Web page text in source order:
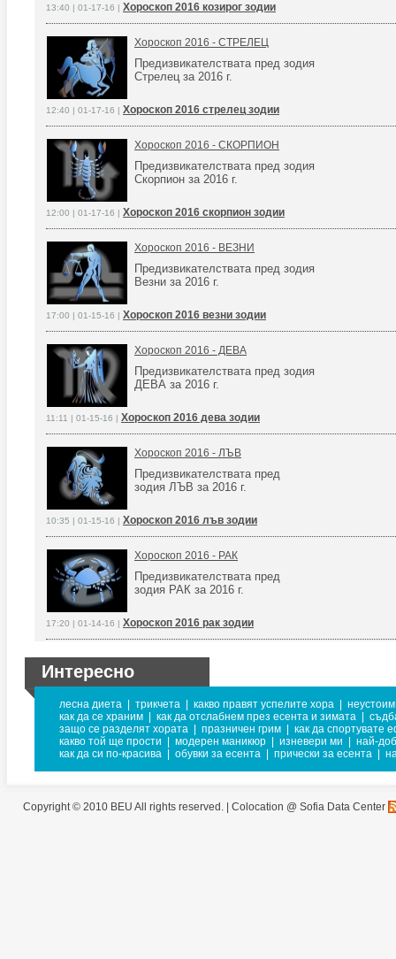
13:40 | 01-17-16 | Хороскоп 2016 козирог зодии
Хороскоп 2016 - СТРЕЛЕЦ
Предизвикателствата пред зодия
Стрелец за 2016 г.
12:40 | 01-17-16 | Хороскоп 2016 стрелец зодии
Хороскоп 2016 - СКОРПИОН
Предизвикателствата пред зодия
Скорпион за 2016 г.
12:00 | 01-17-16 | Хороскоп 2016 скорпион зодии
Хороскоп 2016 - ВЕЗНИ
Предизвикателствата пред зодия
Везни за 2016 г.
17:00 | 01-15-16 | Хороскоп 2016 везни зодии
Хороскоп 2016 - ДЕВА
Предизвикателствата пред зодия
ДЕВА за 2016 г.
11:11 | 01-15-16 | Хороскоп 2016 дева зодии
Хороскоп 2016 - ЛЪВ
Предизвикателствата пред
зодия ЛЪВ за 2016 г.
10:35 | 01-15-16 | Хороскоп 2016 лъв зодии
Хороскоп 2016 - РАК
Предизвикателствата пред
зодия РАК за 2016 г.
17:20 | 01-14-16 | Хороскоп 2016 рак зодии
Интересно
лесна диета трикчета какво правят успелите хора
как да се храним
как да отслабнем през есента и зимата
защо се разделят хората
празничен грим
как да спортувате
какво той ще прости
модерен маникюр изневери ми
най-
как да си по-красива
обувки за есента прически за есента
Copyright © 2010 BEU All rights reserved. | Colocation @ Sofia Data Center